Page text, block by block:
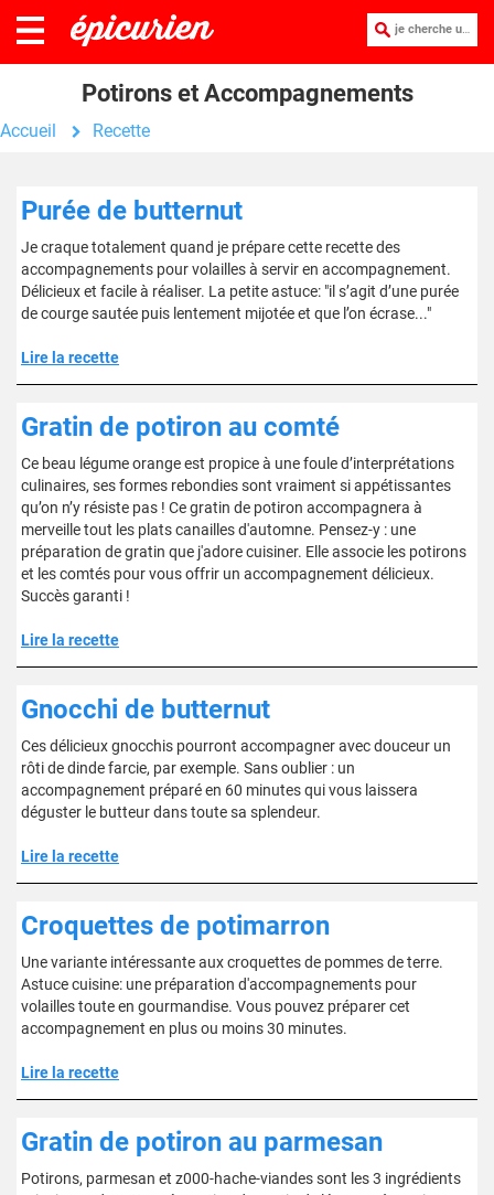
je cherche une recette :
Potirons et Accompagnements
Accueil Recette
Purée de butternut
Je craque totalement quand je prépare cette recette des
accompagnements pour volailles à servir en accompagnement.
Délicieux et facile à réaliser. La petite astuce: "il s’agit d’une purée
de courge sautée puis lentement mijotée et que l’on écrase..."
Lire la recette
Gratin de potiron au comté
Ce beau légume orange est propice à une foule d’interprétations
culinaires, ses formes rebondies sont vraiment si appétissantes
qu’on n’y résiste pas ! Ce gratin de potiron accompagnera à
merveille tout les plats canailles d'automne. Pensez-y : une
préparation de gratin que j'adore cuisiner. Elle associe les potirons
et les comtés pour vous offrir un accompagnement délicieux.
Succès garanti !
Lire la recette
Gnocchi de butternut
Ces délicieux gnocchis pourront accompagner avec douceur un
rôti de dinde farcie, par exemple. Sans oublier : un
accompagnement préparé en 60 minutes qui vous laissera
déguster le butteur dans toute sa splendeur.
Lire la recette
Croquettes de potimarron
Une variante intéressante aux croquettes de pommes de terre.
Astuce cuisine: une préparation d'accompagnements pour
volailles toute en gourmandise. Vous pouvez préparer cet
accompagnement en plus ou moins 30 minutes.
Lire la recette
Gratin de potiron au parmesan
Potirons, parmesan et z000-hache-viandes sont les 3 ingrédients